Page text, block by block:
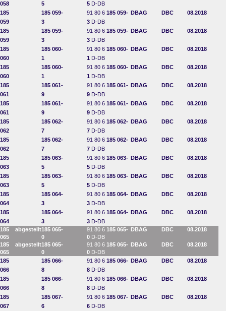
058
5
5 D-DB
185
059
185 059-
3
91 80 6 185 059-
3 D-DB
DBAG DBC 08.2018
185
059
185 059-
3
91 80 6 185 059-
3 D-DB
DBAG DBC 08.2018
185
060
185 060-
1
91 80 6 185 060-
1 D-DB
DBAG DBC 08.2018
185
060
185 060-
1
91 80 6 185 060-
1 D-DB
DBAG DBC 08.2018
185
061
185 061-
9
91 80 6 185 061-
9 D-DB
DBAG DBC 08.2018
185
061
185 061-
9
91 80 6 185 061-
9 D-DB
DBAG DBC 08.2018
185
062
185 062-
7
91 80 6 185 062-
7 D-DB
DBAG DBC 08.2018
185
062
185 062-
7
91 80 6 185 062-
7 D-DB
DBAG DBC 08.2018
185
063
185 063-
5
91 80 6 185 063-
5 D-DB
DBAG DBC 08.2018
185
063
185 063-
5
91 80 6 185 063-
5 D-DB
DBAG DBC 08.2018
185
064
185 064-
3
91 80 6 185 064-
3 D-DB
DBAG DBC 08.2018
185
064
185 064-
3
91 80 6 185 064-
3 D-DB
DBAG DBC 08.2018
185
065
abgestellt185 065-
0
91 80 6 185 065-
0 D-DB
DBAG DBC 08.2018
185
065
abgestellt185 065-
0
91 80 6 185 065-
0 D-DB
DBAG DBC 08.2018
185
066
185 066-
8
91 80 6 185 066-
8 D-DB
DBAG DBC 08.2018
185
066
185 066-
8
91 80 6 185 066-
8 D-DB
DBAG DBC 08.2018
185
067
185 067-
6
91 80 6 185 067-
6 D-DB
DBAG DBC 08.2018